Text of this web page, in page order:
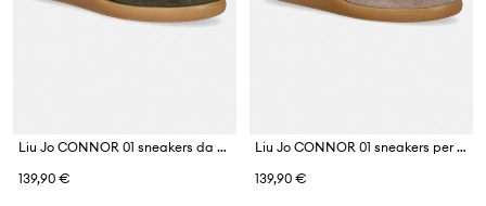
Liu Jo CONNOR 01 sneakers da donna in scamoscio
139,90 €
Liu Jo CONNOR 01 sneakers per bambini in scamoscio
139,90 €